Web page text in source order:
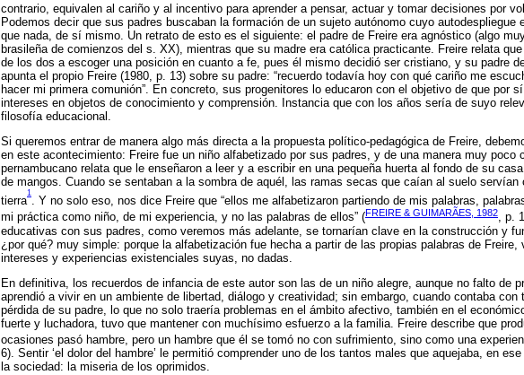
contrario, equivalen al cariño y al incentivo para aprender a pensar, actuar y tomar decisiones por
Podemos decir que sus padres buscaban la formación de un sujeto autónomo cuyo autodespliegue
que nada, de sí mismo. Un retrato de esto es el siguiente: el padre de Freire era agnóstico (algo
brasileña de comienzos del s. XX), mientras que su madre era católica practicante. Freire relata
de los dos a escoger una posición en cuanto a fe, pues él mismo decidió ser cristiano, y su padre
apunta el propio Freire (1980, p. 13) sobre su padre: “recuerdo todavía hoy con qué cariño me
hacer mi primera comunión”. En concreto, sus progenitores lo educaron con el objetivo de que por
intereses en objetos de conocimiento y comprensión. Instancia que con los años sería de suyo
filosofía educacional.
Si queremos entrar de manera algo más directa a la propuesta político-pedagógica de Freire,
en este acontecimiento: Freire fue un niño alfabetizado por sus padres, y de una manera muy poco
pernambucano relata que le enseñaron a leer y a escribir en una pequeña huerta al fondo de su
de mangos. Cuando se sentaban a la sombra de aquél, las ramas secas que caían al suelo
tierra
1
. Y no solo eso, nos dice Freire que “ellos me alfabetizaron partiendo de mis palabras,
mi práctica como niño, de mi experiencia, y no las palabras de ellos” (FREIRE & GUIMARÃES, 1982, p.
educativas con sus padres, como veremos más adelante, se tornarían clave en la construcción y
¿por qué? muy simple: porque la alfabetización fue hecha a partir de las propias palabras de Freire,
intereses y experiencias existenciales suyas, no dadas.
En definitiva, los recuerdos de infancia de este autor son las de un niño alegre, aunque no falto de
aprendió a vivir en un ambiente de libertad, diálogo y creatividad; sin embargo, cuando contaba con
pérdida de su padre, lo que no solo traería problemas en el ámbito afectivo, también en el
fuerte y luchadora, tuvo que mantener con muchísimo esfuerzo a la familia. Freire describe que
ocasiones pasó hambre, pero un hambre que él se tomó no con sufrimiento, sino como una
6). Sentir ‘el dolor del hambre’ le permitió comprender uno de los tantos males que aquejaba, en
la sociedad: la miseria de los oprimidos.